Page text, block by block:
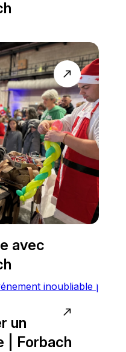
avec
north_east
un
| Forbach
north_east